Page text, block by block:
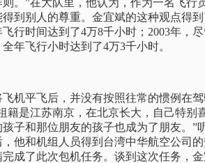
。”在大队里，他认为，作为一名飞行
到别人的尊重。金宜斌的这种观点得
行时间达到了4万8千小时；2003年，
年飞行小时达到了4万3千小时。
机平飞后，并没有按照往常的惯例在
籍是江苏南京，在北京长大，自己特别
子和那位朋友的孩子也成为了朋友。”
他和机组人员得到台湾中华航空公司
成了此次包机任务。谈到这次任务，